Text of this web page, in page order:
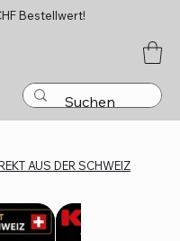
Bestellwert!
AUS DER SCHWEIZ